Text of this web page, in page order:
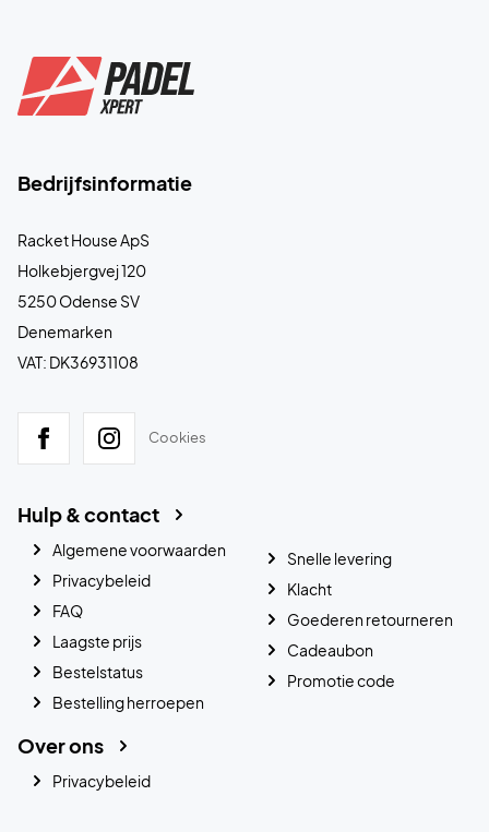
Bedrijfsinformatie
Racket House ApS
Holkebjergvej 120
5250 Odense SV
Denemarken
VAT: DK36931108
Cookies
Hulp & contact
Algemene voorwaarden
Privacybeleid
FAQ
Laagste prijs
Bestelstatus
Bestelling herroepen
Snelle levering
Klacht
Goederen retourneren
Cadeaubon
Promotie code
Over ons
Privacybeleid